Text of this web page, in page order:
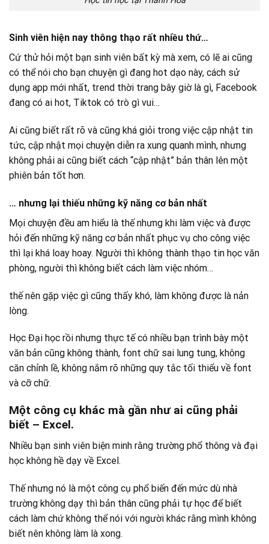
Sinh viên hiện nay thông thạo rất nhiều thứ…
Cứ thử hỏi một bạn sinh viên bất kỳ mà xem, có lẽ ai cũng
có thể nói cho bạn chuyện gì đang hot dạo này, cách sử
dụng app mới nhất, trend thời trang bây giờ là gì, Facebook
đang có ai hot, Tiktok có trò gì vui…
Ai cũng biết rất rõ và cũng khá giỏi trong việc cập nhật tin
tức, cập nhật mọi chuyện diễn ra xung quanh mình, nhưng
không phải ai cũng biết cách “cập nhật” bản thân lên một
phiên bản tốt hơn.
… nhưng lại thiếu những kỹ năng cơ bản nhất
Mọi chuyện đều am hiểu là thế nhưng khi làm việc và được
hỏi đến những kỹ năng cơ bản nhất phục vụ cho công việc
thì lại khá loay hoay. Người thì không thành thạo tin học văn
phòng, người thì không biết cách làm việc nhóm…
thế nên gặp việc gì cũng thấy khó, làm không được là nản
lòng.
Học Đại học rồi nhưng thực tế có nhiều bạn trình bày một
văn bản cũng không thành, font chữ sai lung tung, không
căn chỉnh lề, không nắm rõ những quy tắc tối thiểu về font
và cỡ chữ.
Một công cụ khác mà gần như ai cũng phải
biết – Excel.
Nhiều bạn sinh viên biện minh rằng trường phổ thông và đại
học không hề dạy về Excel.
Thế nhưng nó là một công cụ phổ biến đến mức dù nhà
trường không dạy thì bản thân cũng phải tự học để biết
cách làm chứ không thể nói với người khác rằng mình không
biết nên không làm là xong.